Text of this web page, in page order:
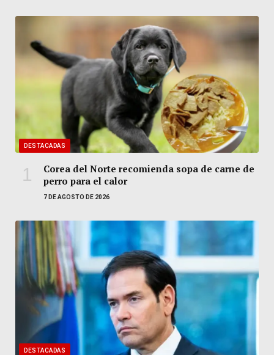
DESTACADAS
Corea del Norte recomienda sopa de carne de
perro para el calor
7 DE AGOSTO DE 2026
DESTACADAS